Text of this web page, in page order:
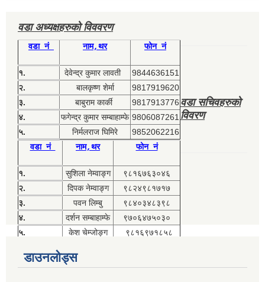
वडा अध्यक्षहरुको विववरण
वडा नं नाम,थर फोन नं
१. देवेन्द्र कुमार लावती
9844636151
२.
बालकृष्ण शेर्मा
9817919620
३.
बाबुराम कार्की
9817913776
४.
फगेन्द्र कुमार सम्बाहाम्फे 9806087261
५.
निर्मलराज घिमिरे 9852062216
वडा सचिवहरुको
विवरण
वडा नं नाम,थर फोन नं
१. सुशिला नेम्वाङ्ग
९८१६७६३०४६
२.
दिपक नेम्वाङ्ग
९८२४९८१७१७
३.
पवन लिम्बु
९८४०३४८३९८
४.
दर्शन सम्बाहाम्फे
९७०६४७५०३०
५.
केश चेम्जोङ्ग ९८१६९७१८५८
डाउनलोड्स